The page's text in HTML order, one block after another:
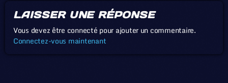
LAISSER UNE RÉPONSE
Vous devez être connecté pour ajouter un commentaire.
Connectez-vous maintenant